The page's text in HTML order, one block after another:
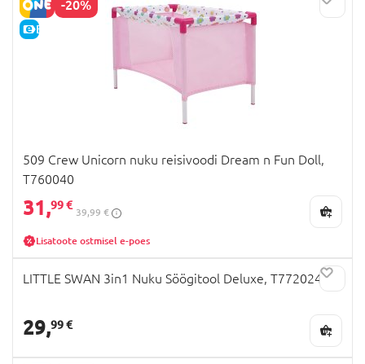
-20%
E-HIND
509 Crew Unicorn nuku reisivoodi Dream n Fun Doll,
T760040
31,99 €
39,99 €
Lisatoote ostmisel e-poes
LITTLE SWAN 3in1 Nuku Söögitool Deluxe, T772024
29,99 €